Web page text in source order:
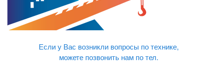
Если у Вас возникли вопросы по технике,
можете позвонить нам по тел.